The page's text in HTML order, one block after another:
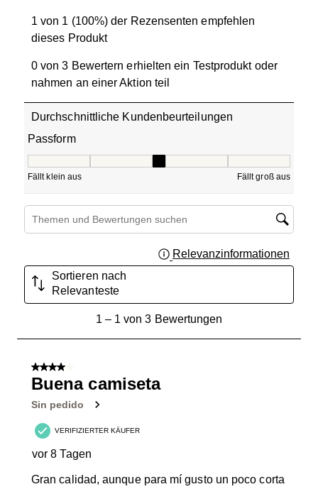
1 von 1 (100%) der Rezensenten empfehlen
dieses Produkt
0 von 3 Bewertern erhielten ein Testprodukt oder
nahmen an einer Aktion teil
Durchschnittliche Kundenbeurteilungen
Passform
Fällt klein aus Fällt groß aus
Suchthemen und Bewertungen Suchregion
Relevanzinformationen
Sortieren nach
Relevanteste
von
Bewertungen.
1– 1 von 3 Bewertungen
4 von 5 Sternen.
Buena camiseta
Sin pedido
VERIFIZIERTER KÄUFER
vor 8 Tagen
Gran calidad, aunque para mí gusto un poco corta